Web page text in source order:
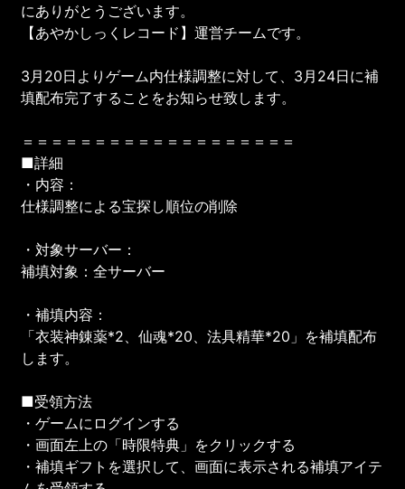
にありがとうございます。
【あやかしっくレコード】運営チームです。
3月20日よりゲーム内仕様調整に対して、3月24日に補
填配布完了することをお知らせ致します。
＝＝＝＝＝＝＝＝＝＝＝＝＝＝＝＝＝＝＝
■詳細
・内容：
仕様調整による宝探し順位の削除
・対象サーバー：
補填対象：全サーバー
・補填内容：
「衣装神錬薬*2、仙魂*20、法具精華*20」を補填配布
します。
■受領方法
・ゲームにログインする
・画面左上の「時限特典」をクリックする
・補填ギフトを選択して、画面に表示される補填アイテ